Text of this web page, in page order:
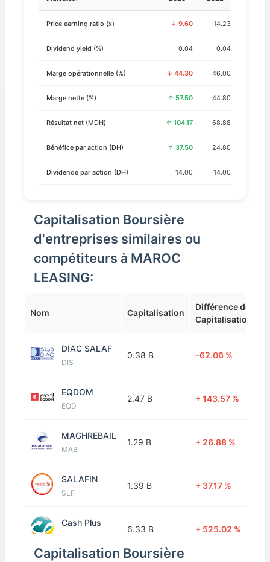
Price earning ratio (x) ↓ 9.60 14.23
Dividend yield (%) 0.04 0.04
Marge opérationnelle (%) ↓ 44.30 46.00
Marge nette (%) ↑ 57.50 44.80
Résultat net (MDH) ↑ 104.17 68.88
Bénéfice par action (DH) ↑ 37.50 24.80
Dividende par action (DH) 14.00 14.00
Capitalisation Boursière
d'entreprises similaires ou
compétiteurs à MAROC
LEASING:
Nom Capitalisation
Différence de
Capitalisation
DIAC SALAF
DIS
0.38 B -62.06 %
EQDOM
EQD
2.47 B + 143.57 %
MAGHREBAIL
MAB
1.29 B + 26.88 %
SALAFIN
SLF
1.39 B + 37.17 %
Cash Plus
6.33 B + 525.02 %
Capitalisation Boursière